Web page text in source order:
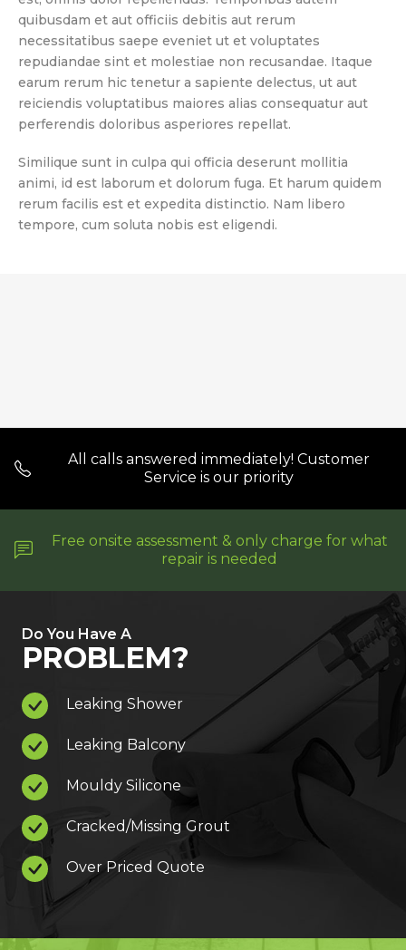
quibusdam et aut officiis debitis aut rerum
necessitatibus saepe eveniet ut et voluptates
repudiandae sint et molestiae non recusandae. Itaque
earum rerum hic tenetur a sapiente delectus, ut aut
reiciendis voluptatibus maiores alias consequatur aut
perferendis doloribus asperiores repellat.
Similique sunt in culpa qui officia deserunt mollitia
animi, id est laborum et dolorum fuga. Et harum quidem
rerum facilis est et expedita distinctio. Nam libero
tempore, cum soluta nobis est eligendi.
All calls answered immediately! Customer
Service is our priority
Free onsite assessment & only charge for what
repair is needed
Do You Have A
PROBLEM?
Leaking Shower
Leaking Balcony
Mouldy Silicone
Cracked/Missing Grout
Over Priced Quote